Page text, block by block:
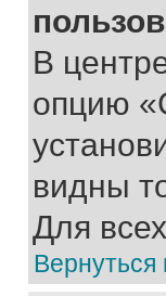
В
опцию
видны
Для
Вернуться